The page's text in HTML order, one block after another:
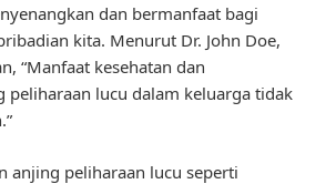
dan bermanfaat bagi
kita. Menurut Dr. John Doe,
“Manfaat kesehatan dan
peliharaan lucu dalam keluarga tidak
anjing peliharaan lucu seperti